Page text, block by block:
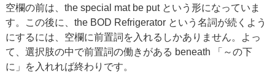
空欄の前は、the special mat be put という形になっていま
す。この後に、the BOD Refrigerator という名詞が続くよう
にするには、空欄に前置詞を入れるしかありません。よっ
て、選択肢の中で前置詞の働きがある beneath 「～の下
に」を入れれば終わりです。